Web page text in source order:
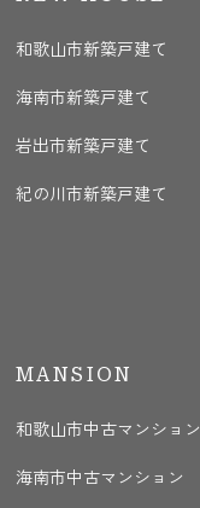
和歌山市新築戸建て
海南市新築戸建て
岩出市新築戸建て
紀の川市新築戸建て
MANSION
和歌山市中古マンション
海南市中古マンション